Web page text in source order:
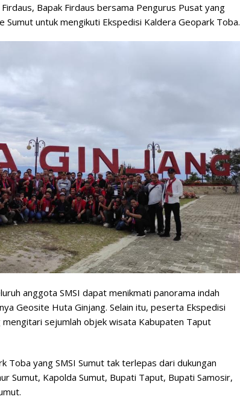
Bapak Firdaus bersama Pengurus Pusat yang
untuk mengikuti Ekspedisi Kaldera Geopark Toba.
anggota SMSI dapat menikmati panorama indah
Geosite Huta Ginjang. Selain itu, peserta Ekspedisi
sejumlah objek wisata Kabupaten Taput
Toba yang SMSI Sumut tak terlepas dari dukungan
Sumut, Kapolda Sumut, Bupati Taput, Bupati Samosir,